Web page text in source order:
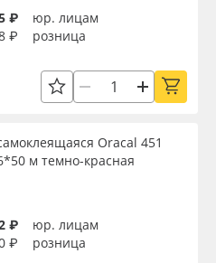
₽
юр. лицам
₽
розница
Oracal 451
м темно-красная
₽
юр. лицам
₽
розница